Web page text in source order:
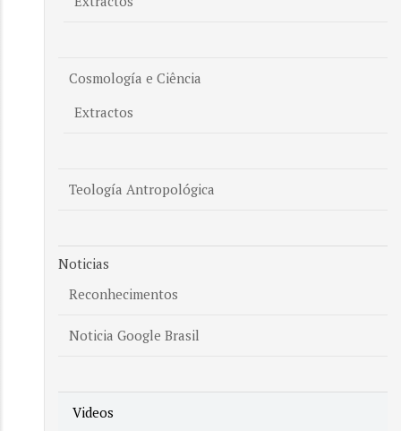
Cosmología e Ciência
Extractos
Teología Antropológica
Noticias
Reconhecimentos
Noticia Google Brasil
Videos